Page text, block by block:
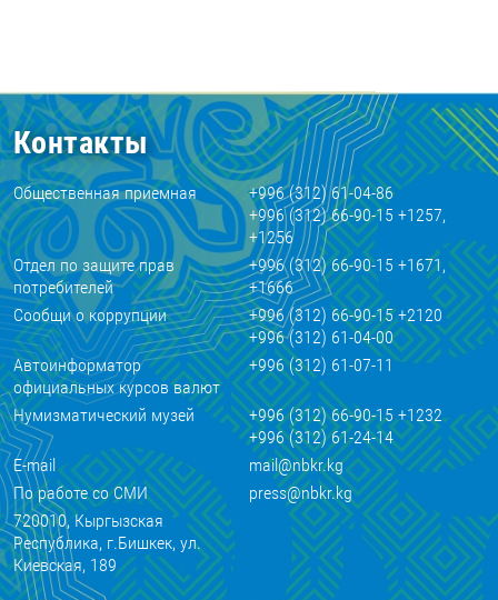
Контакты
Общественная приемная
+996 (312) 61-04-86
+996 (312) 66-90-15 +1257,
+1256
Отдел по защите прав
потребителей
+996 (312) 66-90-15 +1671,
+1666
Сообщи о коррупции
+996 (312) 66-90-15 +2120
+996 (312) 61-04-00
Автоинформатор
официальных курсов валют
+996 (312) 61-07-11
Нумизматический музей
+996 (312) 66-90-15 +1232
+996 (312) 61-24-14
E-mail
mail@nbkr.kg
По работе со СМИ
press@nbkr.kg
720010, Кыргызская
Республика, г.Бишкек, ул.
Киевская, 189